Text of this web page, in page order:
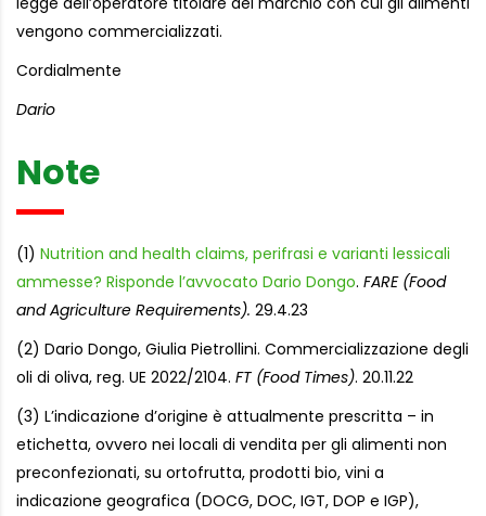
vengono commercializzati.
Cordialmente
Dario
Note
(1) Nutrition and health claims, perifrasi e varianti lessicali
ammesse? Risponde l’avvocato Dario Dongo. FARE (Food
and Agriculture Requirements). 29.4.23
(2) Dario Dongo, Giulia Pietrollini. Commercializzazione degli
oli di oliva, reg. UE 2022/2104. FT (Food Times). 20.11.22
(3) L’indicazione d’origine è attualmente prescritta – in
etichetta, ovvero nei locali di vendita per gli alimenti non
preconfezionati, su ortofrutta, prodotti bio, vini a
indicazione geografica (DOCG, DOC, IGT, DOP e IGP),